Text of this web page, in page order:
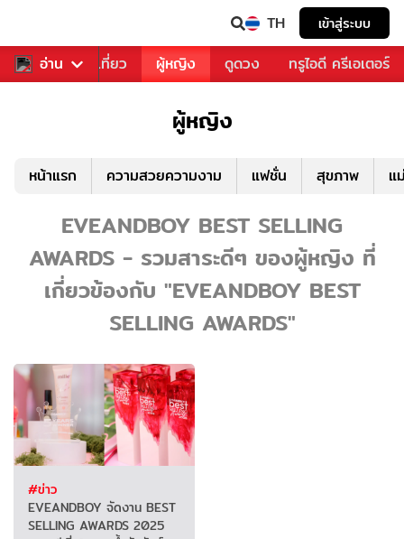
TH เข้าสู่ระบบ
อ่าน
อาหาร ท่องเที่ยว ผู้หญิง ดูดวง ทรูไอดี ครีเอเตอร์
ผู้หญิง
หน้าแรก ความสวยความงาม แฟชั่น สุขภาพ แ
EVEANDBOY BEST SELLING
AWARDS - รวมสาระดีๆ ของผู้หญิง ที่
เกี่ยวข้องกับ "EVEANDBOY BEST
SELLING AWARDS"
#ข่าว
EVEANDBOY จัดงาน BEST
SELLING AWARDS 2025